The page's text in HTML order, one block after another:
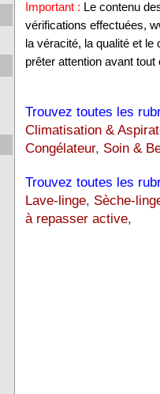
Important : Le contenu
vérifications effectuées,
la véracité, la qualité et
prêter attention avant tout
Trouvez toutes les
Climatisation &
Congélateur, Soin &
Trouvez toutes les
Lave-linge, Sèche-
à repasser active,